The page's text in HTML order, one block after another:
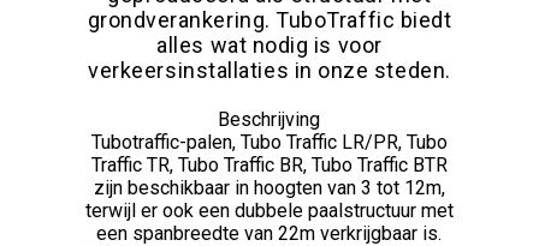
grondverankering. TuboTraffic biedt
alles wat nodig is voor
verkeersinstallaties in onze steden.
Beschrijving
Tubotraffic-palen, Tubo Traffic LR/PR, Tubo
Traffic TR, Tubo Traffic BR, Tubo Traffic BTR
zijn beschikbaar in hoogten van 3 tot 12m,
terwijl er ook een dubbele paalstructuur met
een spanbreedte van 22m verkrijgbaar is.